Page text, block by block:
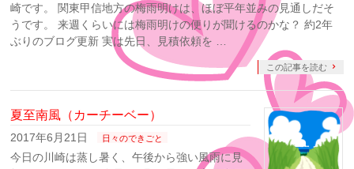
崎です。 関東甲信地方の梅雨明けは、ほぼ平年並みの見通しだそ
うです。 来週くらいには梅雨明けの便りが聞けるのかな？ 約2年
ぶりのブログ更新 実は先日、見積依頼を …
この記事を読む
夏至南風（カーチーベー）
2017年6月21日 日々のできごと
今日の川崎は蒸し暑く、午後から強い風雨に見